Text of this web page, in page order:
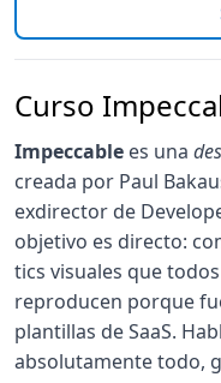
Curso
Impeccable es una
creada por Paul
exdirector de
objetivo es directo:
tics visuales que
reproducen porque
plantillas de SaaS.
absolutamente todo,